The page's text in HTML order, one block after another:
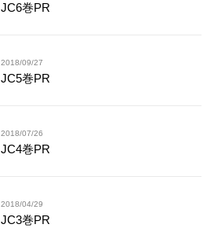
JC6巻PR
2018/09/27
JC5巻PR
2018/07/26
JC4巻PR
2018/04/29
JC3巻PR